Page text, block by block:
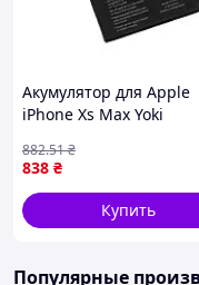
Акумулятор для Apple
iPhone Xs Max Yoki
838 ₴
882.51₴
Купить
Популярные